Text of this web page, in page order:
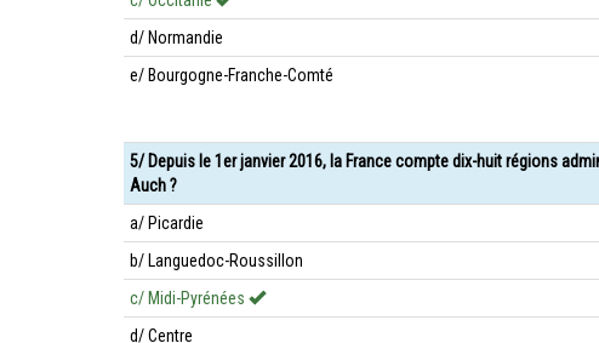
d/ Normandie
e/ Bourgogne-Franche-Comté
5/ Depuis le 1er janvier 2016, la France compte dix-huit régions
Auch ?
a/ Picardie
b/ Languedoc-Roussillon
c/ Midi-Pyrénées
d/ Centre